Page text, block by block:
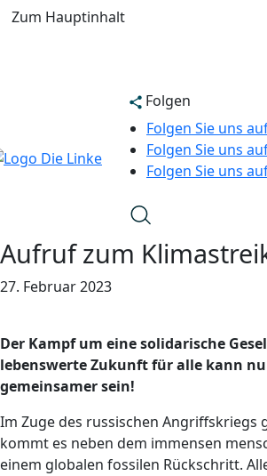
Zum Hauptinhalt
Folgen
Folgen Sie uns
Folgen Sie uns
Folgen Sie uns
Aufruf zum
27. Februar 2023
Der Kampf um eine solidarische
lebenswerte Zukunft für alle kann
gemeinsamer sein!
Im Zuge des russischen Angriffskriegs
kommt es neben dem immensen
einem globalen fossilen Rückschritt.